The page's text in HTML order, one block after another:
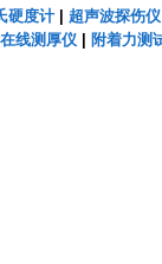
硬度计| 超声波探伤仪
在线测厚仪| 附着力测